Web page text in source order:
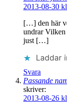
2013-08-30
[…] den här
undrar Vilken
just […]
Laddar
Svara
Passande
skriver:
2013-08-26